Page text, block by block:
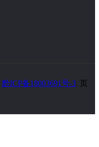
黔ICP备18003691号-3. 页